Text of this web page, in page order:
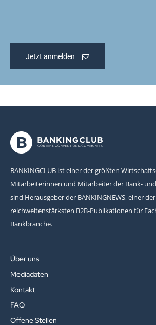
Jetzt anmelden
BANKINGCLUB ist einer der größten
Mitarbeiterinnen und Mitarbeiter der Bank-
sind Herausgeber der BANKINGNEWS, einer der
reichweitenstärksten B2B-Publikationen für
Bankbranche.
Über uns
Mediadaten
Kontakt
FAQ
Offene Stellen